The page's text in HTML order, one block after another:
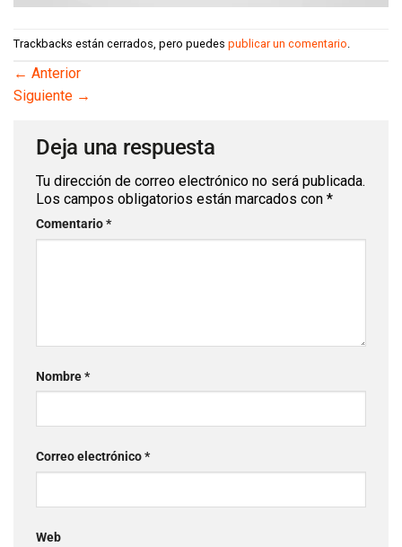
Trackbacks están cerrados, pero puedes publicar un comentario.
← Anterior
Siguiente →
Deja una respuesta
Tu dirección de correo electrónico no será publicada.
Los campos obligatorios están marcados con *
Comentario*
Nombre*
Correo electrónico*
Web